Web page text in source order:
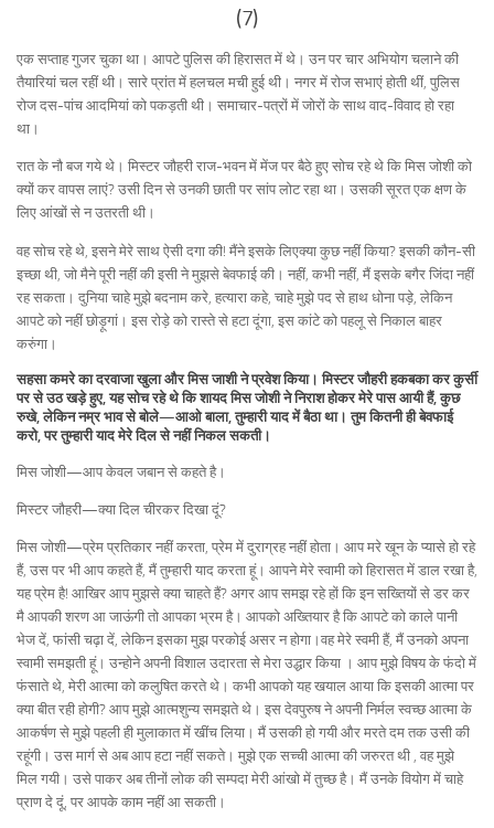
(7)
एक सप्ताह गुजर चुका था। आपटे पुलिस की हिरासत में थे। उन पर चार अभियोग चलाने की
तैयारियां चल रहीं थी। सारे प्रांत में हलचल मची हुई थी। नगर में रोज सभाएं होती थीं, पुलिस
रोज दस-पांच आदमियां को पकड़ती थी। समाचार-पत्रों में जोरों के साथ वाद-विवाद हो रहा
था।
रात के नौ बज गये थे। मिस्टर जौहरी राज-भवन में मेंज पर बैठे हुए सोच रहे थे कि मिस जोशी को
क्यों कर वापस लाएं? उसी दिन से उनकी छाती पर सांप लोट रहा था। उसकी सूरत एक क्षण के
लिए आंखों से न उतरती थी।
वह सोच रहे थे, इसने मेरे साथ ऐसी दगा की! मैंने इसके लिएक्या कुछ नहीं किया? इसकी कौन-सी
इच्छा थी, जो मैने पूरी नहीं की इसी ने मुझसे बेवफाई की। नहीं, कभी नहीं, मैं इसके बगैर जिंदा नहीं
रह सकता। दुनिया चाहे मुझे बदनाम करे, हत्यारा कहे, चाहे मुझे पद से हाथ धोना पड़े, लेकिन
आपटे को नहीं छोड़ूगां। इस रोड़े को रास्ते से हटा दूंगा, इस कांटे को पहलू से निकाल बाहर
करुंगा।
सहसा कमरे का दरवाजा खुला और मिस जाशी ने प्रवेश किया। मिस्टर जौहरी हकबका कर कुर्सी
पर से उठ खड़े हुए, यह सोच रहे थे कि शायद मिस जोशी ने निराश होकर मेरे पास आयी हैं, कुछ
रुखे, लेकिन नम्र भाव से बोले—आओ बाला, तुम्हारी याद में बैठा था। तुम कितनी ही बेवफाई
करो, पर तुम्हारी याद मेरे दिल से नहीं निकल सकती।
मिस जोशी—आप केवल जबान से कहते है।
मिस्टर जौहरी—क्या दिल चीरकर दिखा दूं?
मिस जोशी—प्रेम प्रतिकार नहीं करता, प्रेम में दुराग्रह नहीं होता। आप मरे खून के प्यासे हो रहे
हैं, उस पर भी आप कहते हैं, मैं तुम्हारी याद करता हूं। आपने मेरे स्वामी को हिरासत में डाल रखा है,
यह प्रेम है! आखिर आप मुझसे क्या चाहते हैं? अगर आप समझ रहे हों कि इन सख्तियों से डर कर
मै आपकी शरण आ जाऊंगी तो आपका भ्रम है। आपको अख्तियार है कि आपटे को काले पानी
भेज दें, फांसी चढ़ा दें, लेकिन इसका मुझ परकोई असर न होगा।वह मेरे स्वमी हैं, मैं उनको अपना
स्वामी समझती हूं। उन्होने अपनी विशाल उदारता से मेरा उद्धार किया । आप मुझे विषय के फंदो में
फंसाते थे, मेरी आत्मा को कलुषित करते थे। कभी आपको यह खयाल आया कि इसकी आत्मा पर
क्या बीत रही होगी? आप मुझे आत्मशुन्य समझते थे। इस देवपुरुष ने अपनी निर्मल स्वच्छ आत्मा के
आकर्षण से मुझे पहली ही मुलाकात में खींच लिया। मैं उसकी हो गयी और मरते दम तक उसी की
रहूंगी। उस मार्ग से अब आप हटा नहीं सकते। मुझे एक सच्ची आत्मा की जरुरत थी , वह मुझे
मिल गयी। उसे पाकर अब तीनों लोक की सम्पदा मेरी आंखो में तुच्छ है। मैं उनके वियोग में चाहे
प्राण दे दूं, पर आपके काम नहीं आ सकती।